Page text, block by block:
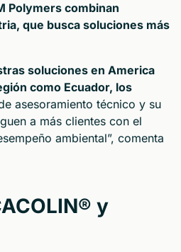
Polymers combinan
que busca soluciones más
soluciones en America
como Ecuador, los
asesoramiento técnico y su
a más clientes con el
ambiental”, comenta
y